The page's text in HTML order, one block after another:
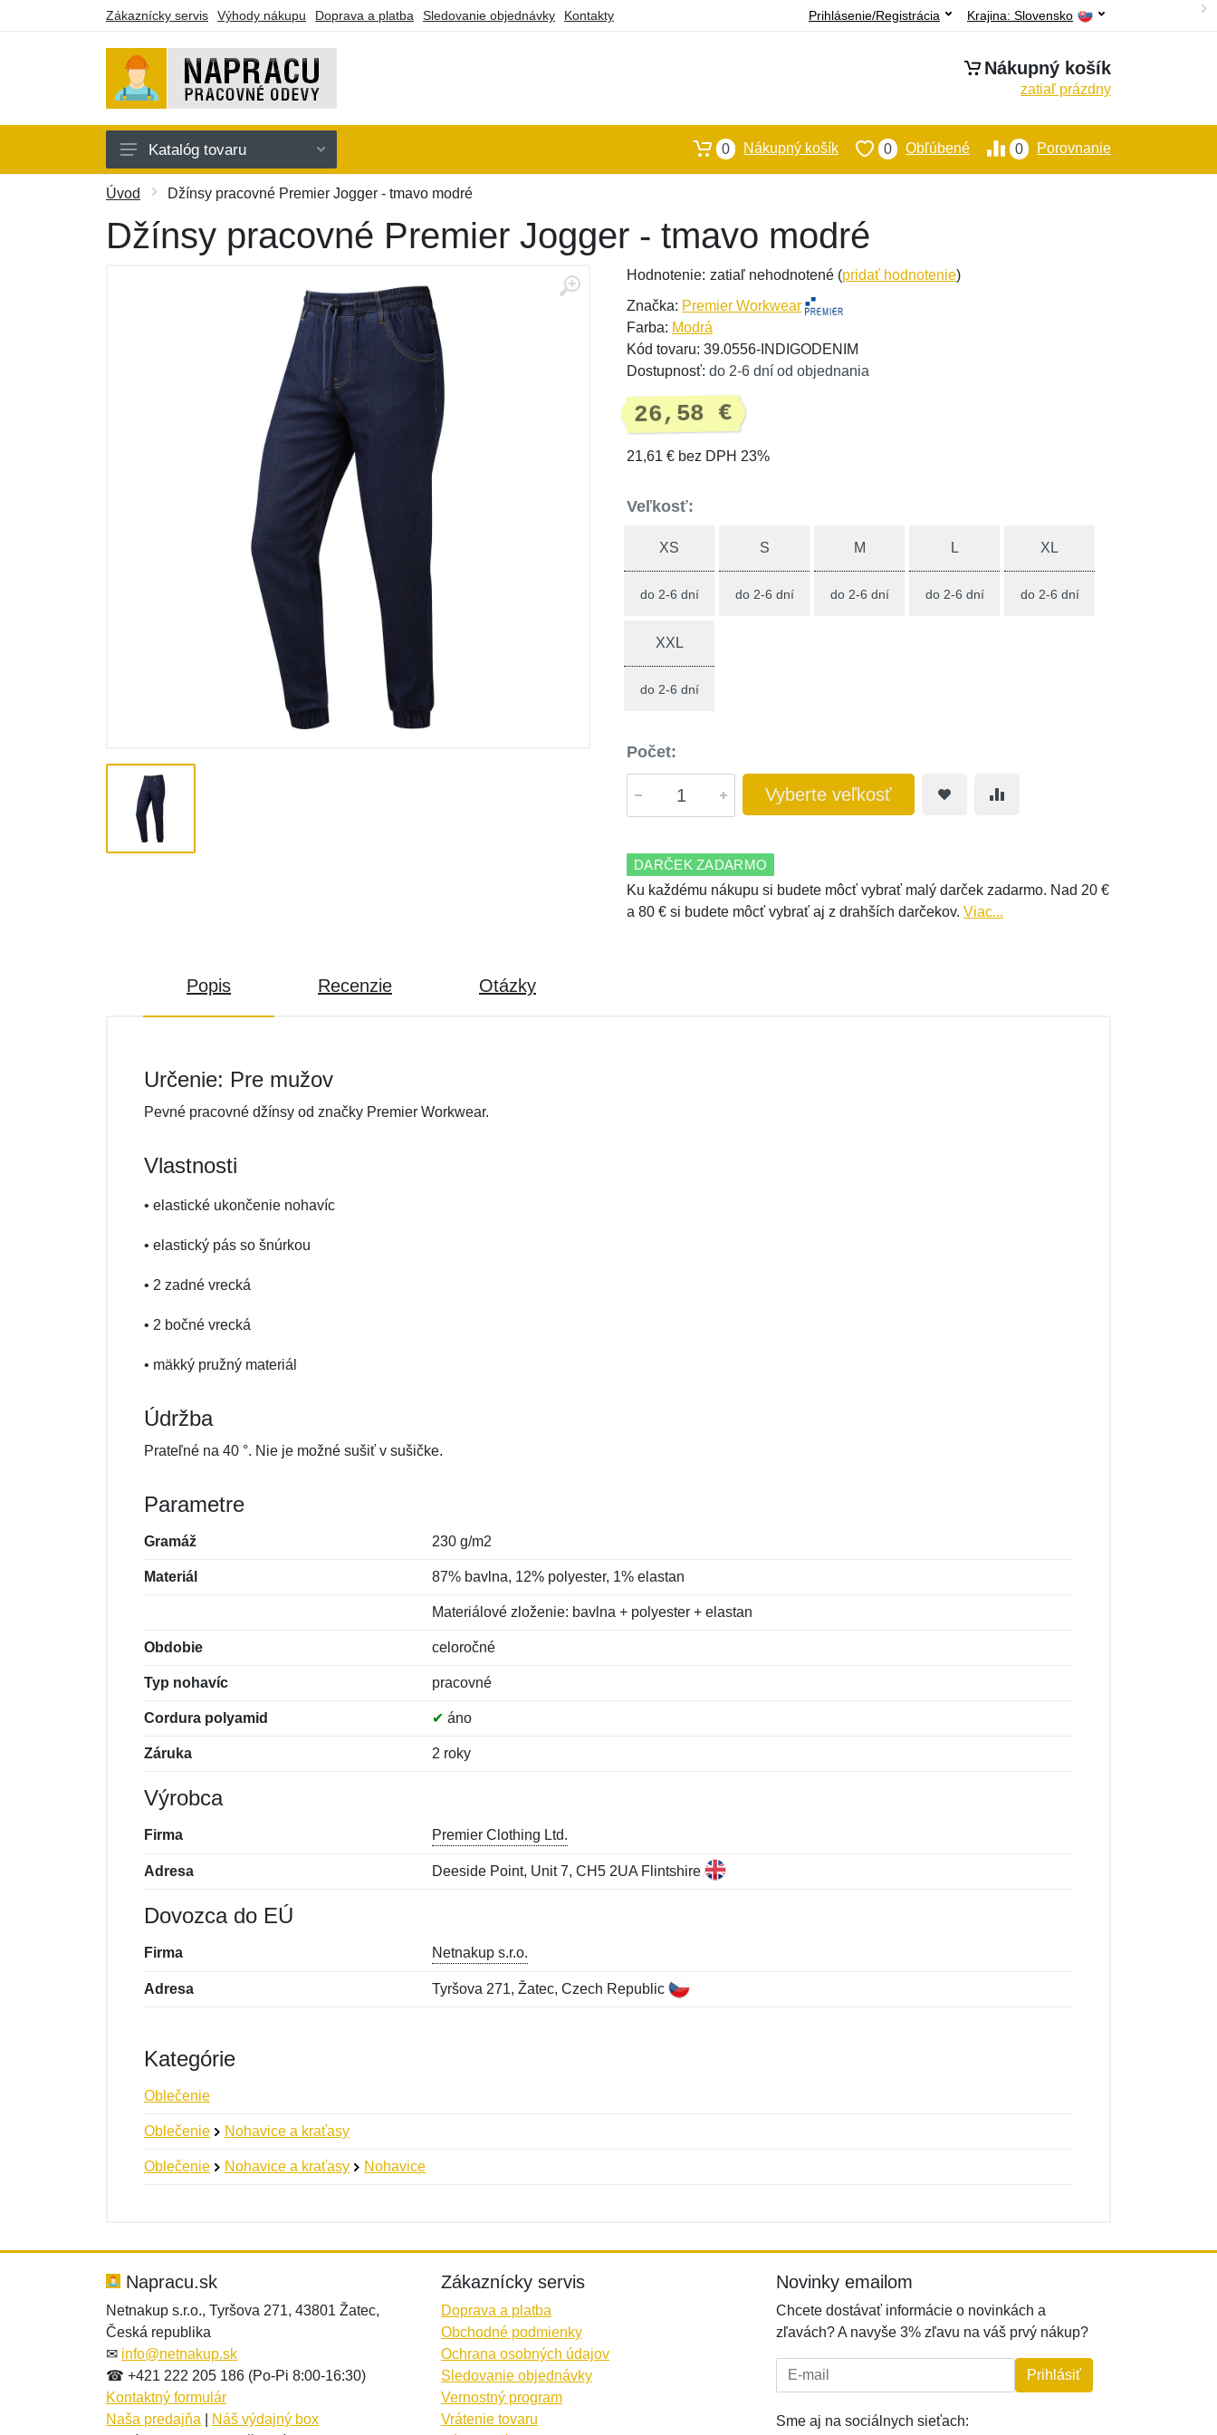
Zákaznícky servis Výhody nákupu Doprava a platba Sledovanie objednávky Kontakty Krajina: Slovensko
Prihlásenie/Registrácia
Nákupný košík
zatiaľ prázdny
Oblečenie
Doplnky
Obuv a ponožky
Katalóg tovaru 0 Porovnanie
0 Obľúbené
0 Nákupný košík
Úvod Džínsy pracovné Premier Jogger - tmavo modré
Džínsy pracovné Premier Jogger - tmavo modré
Hodnotenie: zatiaľ nehodnotené (pridať hodnotenie)
Značka: Premier Workwear
Farba: Modrá
Kód tovaru: 39.0556-INDIGODENIM
Dostupnosť: do 2-6 dní od objednania
26,58 €
21,61 € bez DPH 23%
Veľkosť:
XS
do 2-6 dní
S
do 2-6 dní
M
do 2-6 dní
L
do 2-6 dní
XL
do 2-6 dní
XXL
do 2-6 dní
Počet:
Vyberte veľkosť
DARČEK ZADARMO
Ku každému nákupu si budete môcť vybrať malý darček zadarmo. Nad 20 €
a 80 € si budete môcť vybrať aj z drahších darčekov. Viac...
Popis Recenzie Otázky
Určenie: Pre mužov
Pevné pracovné džínsy od značky Premier Workwear.
Vlastnosti
• elastické ukončenie nohavíc
• elastický pás so šnúrkou
• 2 zadné vrecká
• 2 bočné vrecká
• mäkký pružný materiál
Údržba
Prateľné na 40 °. Nie je možné sušiť v sušičke.
Parametre
Gramáž 230 g/m2
Materiál 87% bavlna, 12% polyester, 1% elastan
Materiálové zloženie: bavlna + polyester + elastan
Obdobie celoročné
Typ nohavíc pracovné
Cordura polyamid ✔ áno
Záruka 2 roky
Výrobca
Firma Premier Clothing Ltd.
Adresa Deeside Point, Unit 7, CH5 2UA Flintshire
Dovozca do EÚ
Firma Netnakup s.r.o.
Adresa Tyršova 271, Žatec, Czech Republic
Kategórie
Oblečenie
Oblečenie Nohavice a kraťasy
Oblečenie Nohavice a kraťasy Nohavice
Správa*
Správa*
Napracu.sk
Netnakup s.r.o., Tyršova 271, 43801 Žatec,
Česká republika
✉ info@netnakup.sk
☎ +421 222 205 186 (Po-Pi 8:00-16:30)
Kontaktný formulár
Naša predajňa
Náš výdajný box
Zákaznícky servis
Doprava a platba
Obchodné podmienky
Ochrana osobných údajov
Sledovanie objednávky
Vernostný program
Vrátenie tovaru
Novinky emailom
Chcete dostávať informácie o novinkách a
zľavách? A navyše 3% zľavu na váš prvý nákup?
E-mail: Prihlásiť
Sme aj na sociálnych sieťach: